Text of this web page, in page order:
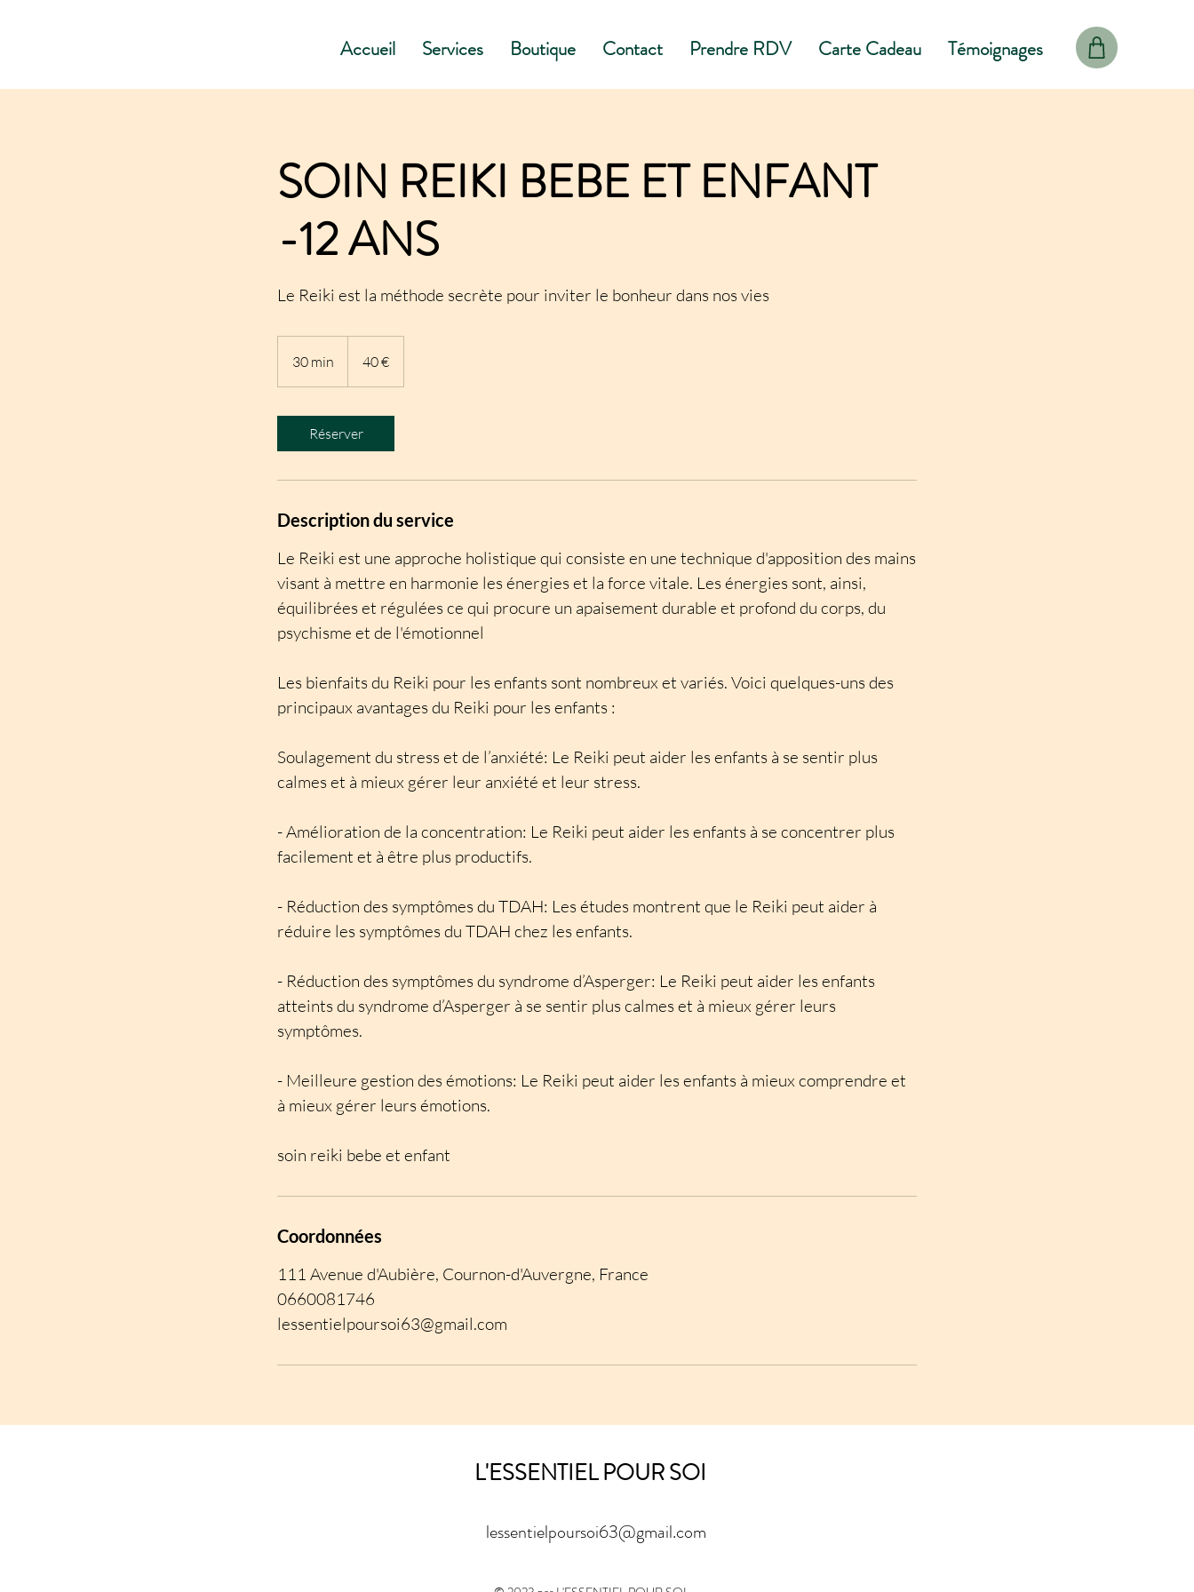
Accueil Services Boutique Contact Prendre RDV Carte Cadeau Témoignages
SOIN REIKI BEBE ET ENFANT
-12 ANS
Le Reiki est la méthode secrète pour inviter le bonheur dans nos vies
30 min
0
n
40 €
Réserver
Description du service
Le Reiki est une approche holistique qui consiste en une technique d'apposition des mains
visant à mettre en harmonie les énergies et la force vitale. Les énergies sont, ainsi,
équilibrées et régulées ce qui procure un apaisement durable et profond du corps, du
psychisme et de l'émotionnel
Les bienfaits du Reiki pour les enfants sont nombreux et variés. Voici quelques-uns des
principaux avantages du Reiki pour les enfants :
Soulagement du stress et de l’anxiété: Le Reiki peut aider les enfants à se sentir plus
calmes et à mieux gérer leur anxiété et leur stress.
- Amélioration de la concentration: Le Reiki peut aider les enfants à se concentrer plus
facilement et à être plus productifs.
- Réduction des symptômes du TDAH: Les études montrent que le Reiki peut aider à
réduire les symptômes du TDAH chez les enfants.
- Réduction des symptômes du syndrome d’Asperger: Le Reiki peut aider les enfants
atteints du syndrome d’Asperger à se sentir plus calmes et à mieux gérer leurs
symptômes.
- Meilleure gestion des émotions: Le Reiki peut aider les enfants à mieux comprendre et
à mieux gérer leurs émotions.
soin reiki bebe et enfant
Coordonnées
111 Avenue d'Aubière, Cournon-d'Auvergne, France
0660081746
lessentielpoursoi63@gmail.com
L'ESSENTIEL POUR SOI
lessentielpoursoi63@gmail.com